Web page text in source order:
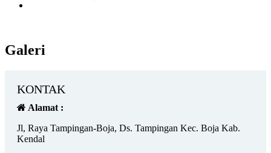
Galeri
KONTAK
Alamat :
Jl, Raya Tampingan-Boja, Ds. Tampingan Kec. Boja Kab.
Kendal